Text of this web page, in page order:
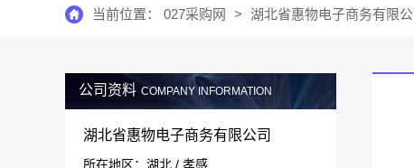
当前位置： 027采购网 > 湖北省惠物电子商务有限公
公司资料 COMPANY INFORMATION
湖北省惠物电子商务有限公司
所在地区：湖北 / 孝感